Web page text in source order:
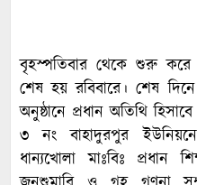
বৃহস্পতিবার থেকে শুরু করে
শেষ হয় রবিবারে। শেষ
অনুষ্ঠানে প্রধান অতিথি
৩ নং বাহাদুরপুর
ধান্যখোলা মাঃবিঃ